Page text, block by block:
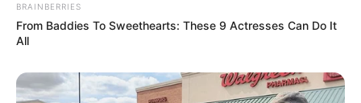
BRAINBERRIES
From Baddies To Sweethearts: These 9 Actresses Can Do It
All